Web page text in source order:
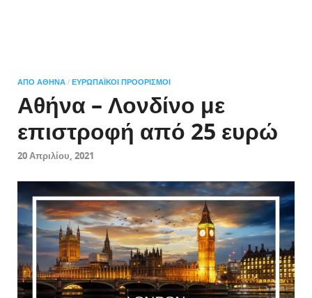
ΑΠΌ ΑΘΉΝΑ / ΕΥΡΩΠΑΪΚΟΊ ΠΡΟΟΡΙΣΜΟΊ
Αθήνα – Λονδίνο με
επιστροφή από 25 ευρώ
20 Απριλίου, 2021